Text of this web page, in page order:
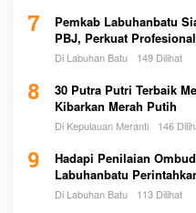
7
Pemkab Labuhanbatu
PBJ, Perkuat
Pemerintah
Di Labuhan Batu 149 Dilihat
8
30 Putra Putri Terbaik
Kibarkan Merah Putih
Di Kepulauan Meranti 146
9
Hadapi Penilaian
Labuhanbatu
Di Labuhan Batu 113 Dilihat